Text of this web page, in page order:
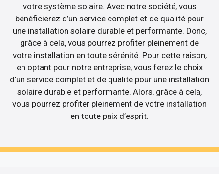
votre système solaire. Avec notre société, vous
bénéficierez d’un service complet et de qualité pour
une installation solaire durable et performante. Donc,
grâce à cela, vous pourrez profiter pleinement de
votre installation en toute sérénité. Pour cette raison,
en optant pour notre entreprise, vous ferez le choix
d’un service complet et de qualité pour une installation
solaire durable et performante. Alors, grâce à cela,
vous pourrez profiter pleinement de votre installation
en toute paix d’esprit.